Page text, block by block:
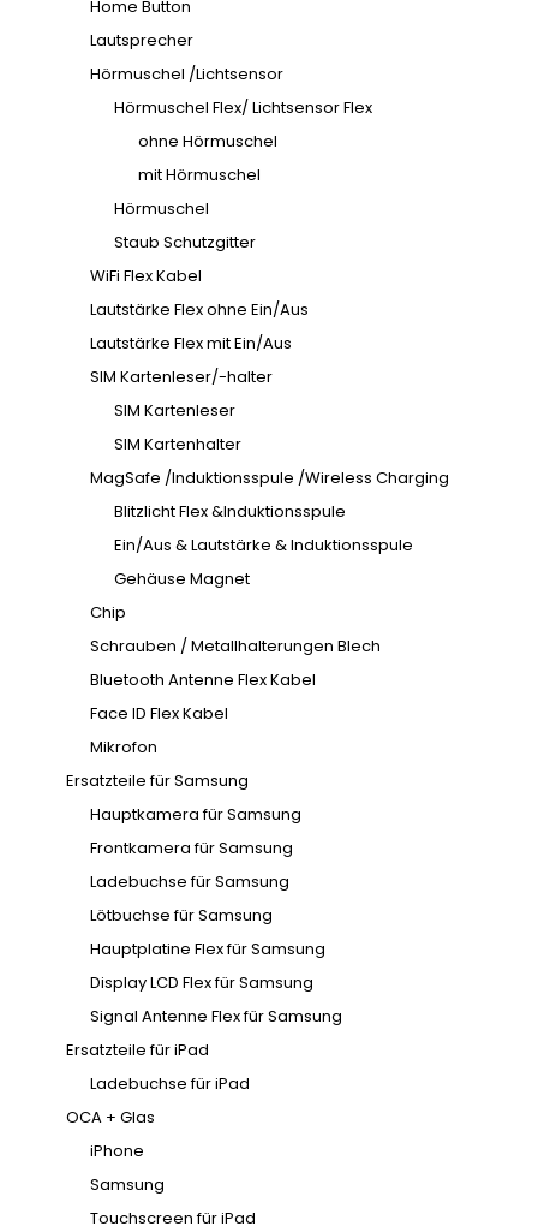
Home Button
Lautsprecher
Hörmuschel /Lichtsensor
Hörmuschel Flex/ Lichtsensor Flex
ohne Hörmuschel
mit Hörmuschel
Hörmuschel
Staub Schutzgitter
WiFi Flex Kabel
Lautstärke Flex ohne Ein/Aus
Lautstärke Flex mit Ein/Aus
SIM Kartenleser/-halter
SIM Kartenleser
SIM Kartenhalter
MagSafe /Induktionsspule /Wireless Charging
Blitzlicht Flex &Induktionsspule
Ein/Aus & Lautstärke & Induktionsspule
Gehäuse Magnet
Chip
Schrauben / Metallhalterungen Blech
Bluetooth Antenne Flex Kabel
Face ID Flex Kabel
Mikrofon
Ersatzteile für Samsung
Hauptkamera für Samsung
Frontkamera für Samsung
Ladebuchse für Samsung
Lötbuchse für Samsung
Hauptplatine Flex für Samsung
Display LCD Flex für Samsung
Signal Antenne Flex für Samsung
Ersatzteile für iPad
Ladebuchse für iPad
OCA + Glas
iPhone
Samsung
Touchscreen für iPad